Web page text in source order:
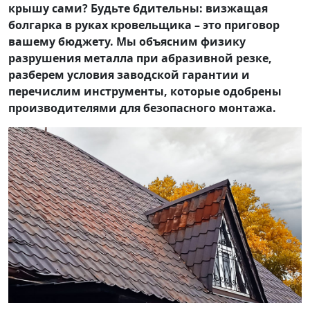
крышу сами? Будьте бдительны: визжащая
болгарка в руках кровельщика – это приговор
вашему бюджету. Мы объясним физику
разрушения металла при абразивной резке,
разберем условия заводской гарантии и
перечислим инструменты, которые одобрены
производителями для безопасного монтажа.